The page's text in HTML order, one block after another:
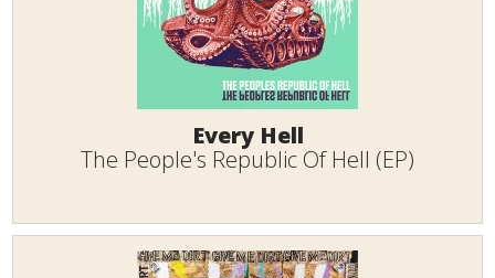
Every Hell
The People's Republic Of Hell (EP)